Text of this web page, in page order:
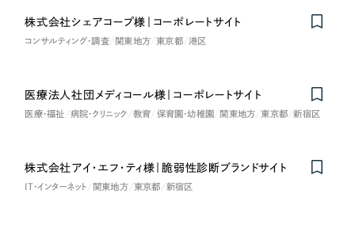
ブックマークしたサイト
すべて
インフラ関連
不動産
農林・水産
Nominee
株式会社シェアコープ様｜コーポレートサイト
コンサルティング・調査 関東地方 東京都 港区
Nominee
医療法人社団メディコール様｜コーポレートサイト
医療・福祉 病院・クリニック 教育 保育園・幼稚園 関東地方 東京都 新宿区
株式会社アイ・エフ・ティ様｜脆弱性診断ブランドサイト
IT・インターネット 関東地方 東京都 新宿区